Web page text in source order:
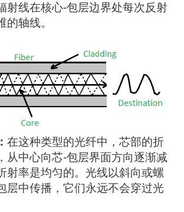
射线在核心-包层边界处每次反射
的轴线。
在这种类型的光纤中，芯部的折
从中心向芯-包层界面方向逐渐减
射率是均匀的。光线以斜向或螺
层中传播，它们永远不会穿过光